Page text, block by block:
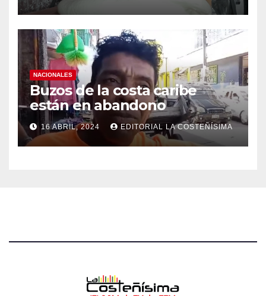
NACIONALES
Buzos de la costa caribe
están en abandono
16 ABRIL, 2024 EDITORIAL LA COSTEÑÍSIMA